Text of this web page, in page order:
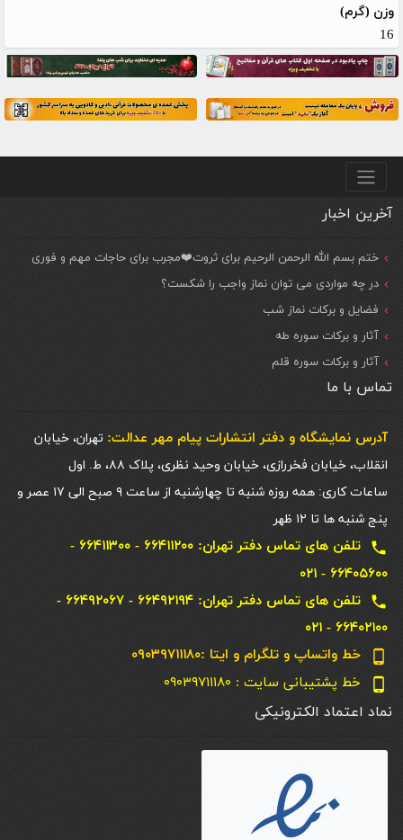
وزن (گرم)
16
منو پایین
آخرین اخبار
ختم بسم الله الرحمن الرحیم برای ثروت❤️مجرب برای حاجات مهم و فوری
در چه مواردی می توان نماز واجب را شکست؟
فضایل و برکات نماز شب
آثار و برکات سوره طه
آثار و برکات سوره قلم
تماس با ما
آدرس نمایشگاه و دفتر انتشارات پيام مهر عدالت: تهران، خیابان
انقلاب، خیابان فخررازی، خیابان وحید نظری، پلاک ۸۸، ط. اول
ساعات کاری: همه روزه شنبه تا چهارشنبه از ساعت ۹ صبح الی ۱۷ عصر و
پنج شنبه ها تا ۱۲ ظهر
local_phone
تلفن های تماس دفتر تهران: ۶۶۴۱۱۲۰۰ - ۶۶۴۱۱۳۰۰ -
۶۶۴۰۵۶۰۰ - ۰۲۱
local_phone
تلفن های تماس دفتر تهران: ۶۶۴۹۲۱۹۴ - ۶۶۴۹۲۰۶۷ -
۶۶۴۰۲۱۰۰ - ۰۲۱
phone_android خط واتساپ و تلگرام و ایتا :۰۹۰۳۹۷۱۱۱۸۰
phone_android خط پشتیبانی سایت : ۰۹۰۳۹۷۱۱۱۸۰
نماد اعتماد الکترونیکی